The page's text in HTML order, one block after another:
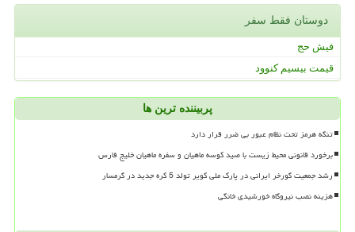
دوستان فقط سفر
فیش حج
قیمت بیسیم کنوود
پربیننده ترین ها
تنگه هرمز تحت نظام عبور بی ضرر قرار دارد
برخورد قانونی محیط زیست با صید کوسه ماهیان و سفره ماهیان خلیج فارس
رشد جمعیت گورخر ایرانی در پارک ملی کویر تولد 5 کره جدید در گرمسار
هزینه نصب نیروگاه خورشیدی خانگی